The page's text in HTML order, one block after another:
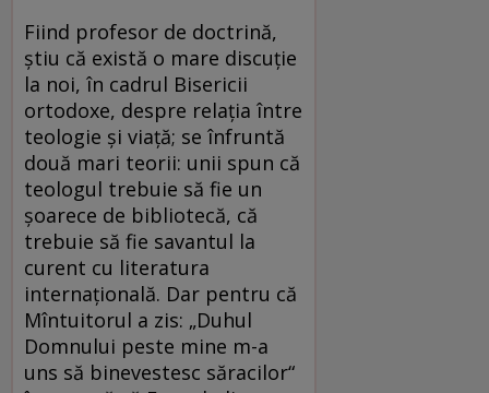
Fiind profesor de doctrină,
ştiu că există o mare discuţie
la noi, în cadrul Bisericii
ortodoxe, despre relaţia între
teologie şi viaţă; se înfruntă
două mari teorii: unii spun că
teologul trebuie să fie un
şoarece de bibliotecă, că
trebuie să fie savantul la
curent cu literatura
internaţională. Dar pentru că
Mîntuitorul a zis: „Duhul
Domnului peste mine m-a
uns să binevestesc săracilor“